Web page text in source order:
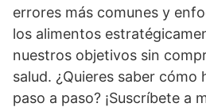
errores más comunes y
los alimentos
nuestros objetivos sin
salud. ¿Quieres saber
paso a paso? ¡Suscríbete a